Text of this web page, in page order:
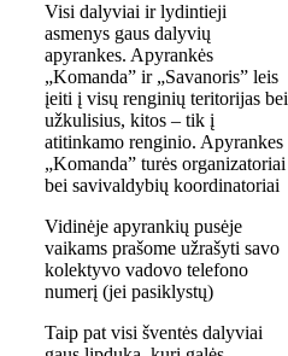
Visi dalyviai ir lydintieji
asmenys gaus dalyvių
apyrankes. Apyrankės
„Komanda” ir „Savanoris” leis
įeiti į visų renginių teritorijas bei
užkulisius, kitos – tik į
atitinkamo renginio. Apyrankes
„Komanda” turės organizatoriai
bei savivaldybių koordinatoriai
Vidinėje apyrankių pusėje
vaikams prašome užrašyti savo
kolektyvo vadovo telefono
numerį (jei pasiklystų)
Taip pat visi šventės dalyviai